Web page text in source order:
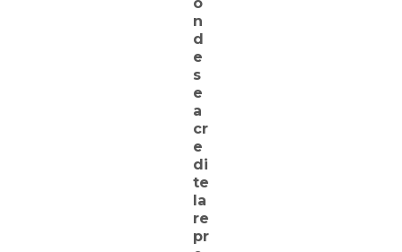
n
d
e
s
e
a
cr
e
di
te
la
re
pr